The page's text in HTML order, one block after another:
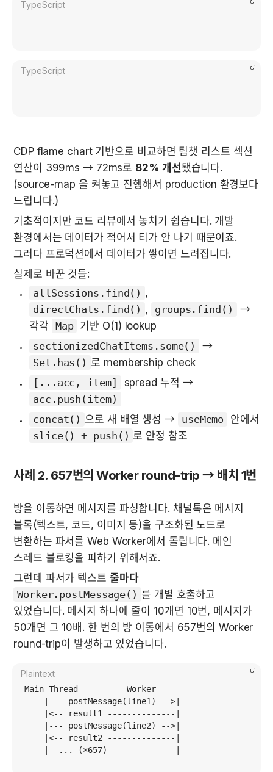
TypeScript
TypeScript
CDP flame chart 기반으로 비교하면 팀챗 리스트 섹션
연산이 399ms → 72ms로 82% 개선됐습니다.
(source-map 을 켜놓고 진행해서 production 환경보다
느립니다.)
기초적이지만 코드 리뷰에서 놓치기 쉽습니다. 개발
환경에서는 데이터가 적어서 티가 안 나기 때문이죠.
그러다 프로덕션에서 데이터가 쌓이면 느려집니다.
실제로 바꾼 것들:
allSessions.find()
directChats.find() , groups.find()
→
각각 Map 기반 O(1) lookup
sectionizedChatItems.some()
Set.has() 로 membership check
[...acc, item]
spread 누적 →
acc.push(item)
concat() 으로 새 배열 생성 → useMemo
slice() + push() 로 안정 참조
사례 2. 657번의 Worker round-trip → 배치 1번
방을 이동하면 메시지를 파싱합니다. 채널톡은 메시지
블록(텍스트, 코드, 이미지 등)을 구조화된 노드로
변환하는 파서를 Web Worker에서 돌립니다. 메인
스레드 블로킹을 피하기 위해서죠.
그런데 파서가 텍스트 줄마다
Worker.postMessage() 를 개별 호출하고
있었습니다. 메시지 하나에 줄이 10개면 10번, 메시지가
50개면 그 10배. 한 번의 방 이동에서 657번의 Worker
round-trip이 발생하고 있었습니다.
Plaintext
Main Thread          Worker
    |--- postMessage(line1) -->|
    |<-- result1 --------------|
    |--- postMessage(line2) -->|
    |<-- result2 --------------|
    |  ... (×657)              |